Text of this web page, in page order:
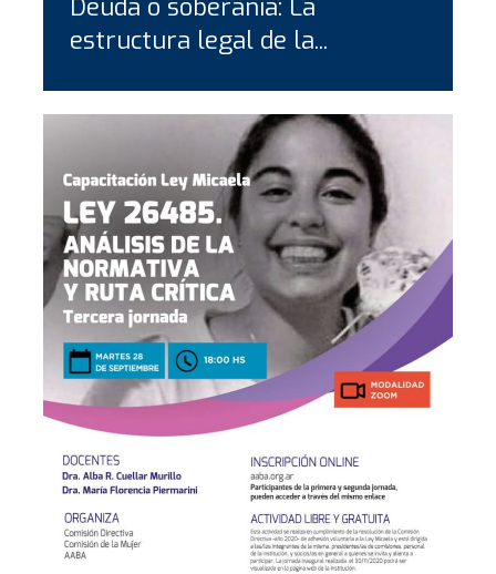
Deuda o soberanía: La
estructura legal de la...